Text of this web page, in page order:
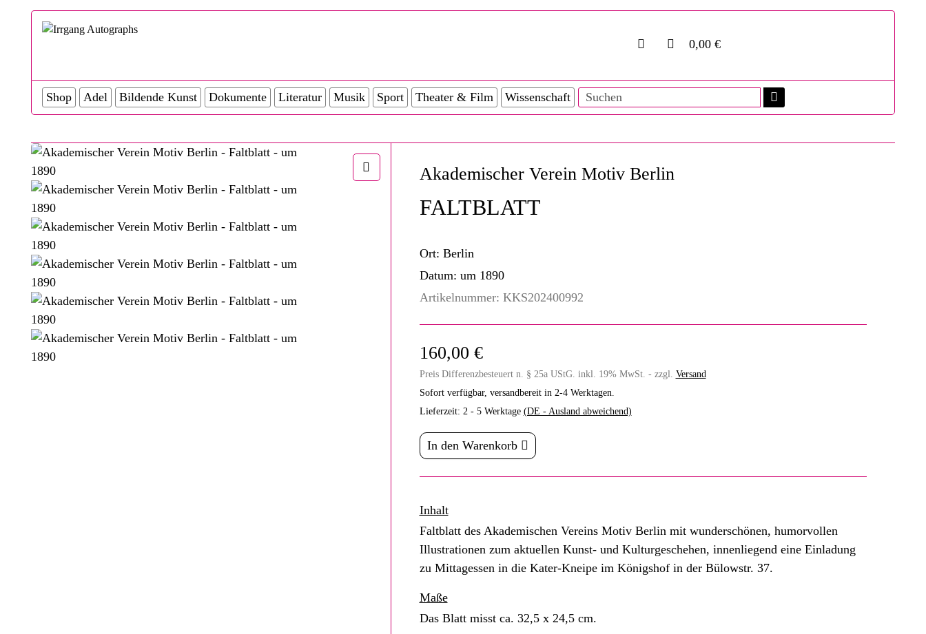
0,00 €
Shop Adel Bildende Kunst Dokumente Literatur Musik Sport Theater & Film Wissenschaft
Akademischer Verein Motiv Berlin
FALTBLATT
Ort: Berlin
Datum: um 1890
Artikelnummer: KKS202400992
160,00 €
Preis Differenzbesteuert n. § 25a UStG. inkl. 19% MwSt. - zzgl. Versand
Sofort verfügbar, versandbereit in 2-4 Werktagen.
Lieferzeit: 2 - 5 Werktage (DE - Ausland abweichend)
In den Warenkorb
Inhalt
Faltblatt des Akademischen Vereins Motiv Berlin mit wunderschönen, humorvollen
Illustrationen zum aktuellen Kunst- und Kulturgeschehen, innenliegend eine Einladung
zu Mittagessen in die Kater-Kneipe im Königshof in der Bülowstr. 37.
Maße
Das Blatt misst ca. 32,5 x 24,5 cm.